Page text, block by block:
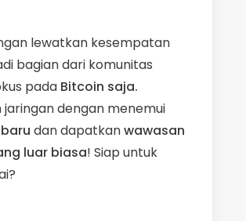
lewatkan kesempatan
bagian dari komunitas
pada Bitcoin saja.
jaringan dengan menemui
dan dapatkanwawasan
luar biasa! Siap untuk